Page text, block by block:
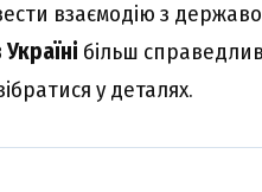
взаємодію з
більш
у деталях.